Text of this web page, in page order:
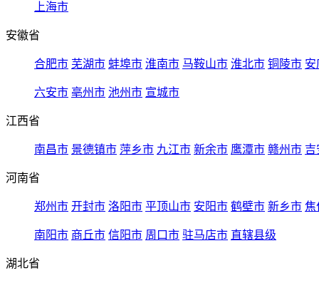
上海市
安徽省
合肥市 芜湖市 蚌埠市 淮南市 马鞍山市 淮北市 铜陵市 安
六安市 亳州市 池州市 宣城市
江西省
南昌市 景德镇市 萍乡市 九江市 新余市 鹰潭市 赣州市 吉
河南省
郑州市 开封市 洛阳市 平顶山市 安阳市 鹤壁市 新乡市 焦
南阳市 商丘市 信阳市 周口市 驻马店市 直辖县级
湖北省